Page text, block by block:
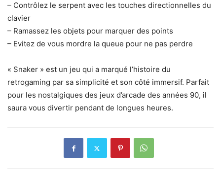
– Contrôlez le serpent avec les touches directionnelles du
clavier
– Ramassez les objets pour marquer des points
– Evitez de vous mordre la queue pour ne pas perdre
« Snaker » est un jeu qui a marqué l’histoire du
retrogaming par sa simplicité et son côté immersif. Parfait
pour les nostalgiques des jeux d’arcade des années 90, il
saura vous divertir pendant de longues heures.